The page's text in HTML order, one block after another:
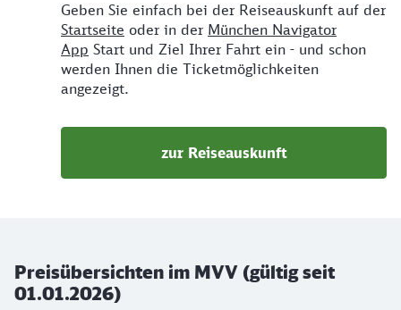
Geben Sie einfach bei der Reiseauskunft auf der
Startseite oder in der München Navigator
App Start und Ziel Ihrer Fahrt ein - und schon
werden Ihnen die Ticketmöglichkeiten
angezeigt.
zur Reiseauskunft
Preisübersichten im MVV (gültig seit
01.01.2026)